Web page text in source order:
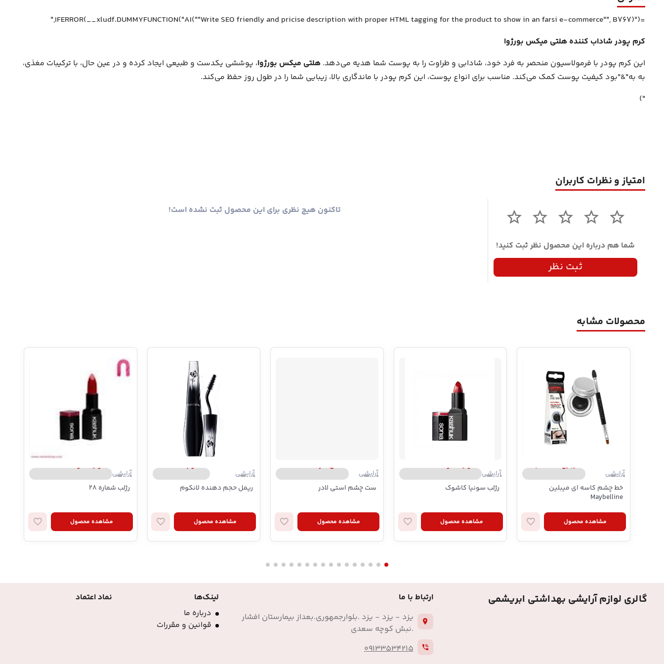
=IFERROR(__xludf.DUMMYFUNCTION("AI(""Write SEO friendly and pricise description with proper HTML tagging for the product to show in an farsi e-commerce"", B767)"),"
کرم پودر شاداب کننده هلتی میکس بورژوا
این کرم پودر با فرمولاسیون منحصر به فرد خود، شادابی و طراوت را به پوست شما هدیه می‌دهد. هلتی میکس بورژوا، پوششی یکدست و طبیعی ایجاد کرده و در عین حال، با ترکیبات مغذی،
به به"&"بود کیفیت پوست کمک می‌کند. مناسب برای انواع پوست، این کرم پودر با ماندگاری بالا، زیبایی شما را در طول روز حفظ می‌کند.
")
امتیاز و نظرات کاربران
شما هم درباره این محصول نظر ثبت کنید!
ثبت نظر
تاکنون هیچ نظری برای این محصول ثبت نشده است!
محصولات مشابه
آرایشی
میبلین | Maybelline
خط چشم کاسه ای میبلین
Maybelline
مشاهده محصول
آرایشی
سونیا کاشوک | Sonia Kashuk
رژلب سونیا کاشوک
مشاهده محصول
آرایشی
استی لادر | Estee Lauder
ست چشم استی لادر
مشاهده محصول
آرایشی
لانکوم | Lancome
ریمل حجم دهنده لانکوم
مشاهده محصول
آرایشی
سونیا کاشوک | Sonia Kashuk
رژلب شماره 28
مشاهده محصول
گالری لوازم آرایشی بهداشتی ابریشمی نماد اعتماد
ارتباط با ما
یزد - یزد - یزد .بلوارجمهوری.بعداز بیمارستان افشار
.نبش کوچه سعدی
09133534215
لینک‌ها
درباره ما
قوانین و مقررات